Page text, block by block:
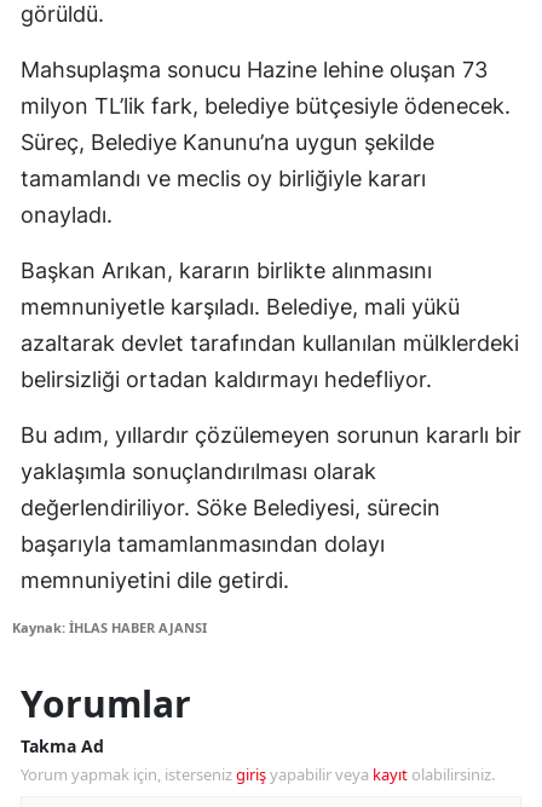
görüldü.
Mahsuplaşma sonucu Hazine lehine oluşan 73
milyon TL’lik fark, belediye bütçesiyle ödenecek.
Süreç, Belediye Kanunu’na uygun şekilde
tamamlandı ve meclis oy birliğiyle kararı
onayladı.
Başkan Arıkan, kararın birlikte alınmasını
memnuniyetle karşıladı. Belediye, mali yükü
azaltarak devlet tarafından kullanılan mülklerdeki
belirsizliği ortadan kaldırmayı hedefliyor.
Bu adım, yıllardır çözülemeyen sorunun kararlı bir
yaklaşımla sonuçlandırılması olarak
değerlendiriliyor. Söke Belediyesi, sürecin
başarıyla tamamlanmasından dolayı
memnuniyetini dile getirdi.
Kaynak: İHLAS HABER AJANSI
Yorumlar
Takma Ad
Yorum yapmak için, istersenizgirişyapabilir veya kayıt olabilirsiniz.